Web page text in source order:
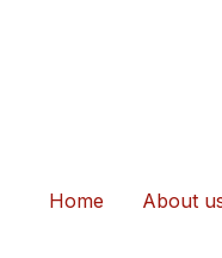
Home About